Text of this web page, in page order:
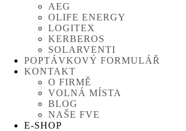
AEG
OLIFE ENERGY
LOGITEX
KERBEROS
SOLARVENTI
POPTÁVKOVÝ FORMULÁŘ
KONTAKT
O FIRMĚ
VOLNÁ MÍSTA
BLOG
NAŠE FVE
E-SHOP